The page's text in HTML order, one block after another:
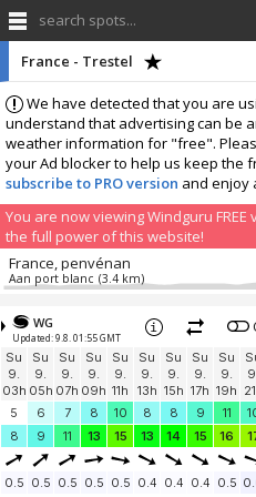
search spots...
We have detected that you are
understand that advertising can be
weather information for "free".
your Ad blocker to help us keep the
subscribe to PRO version and enjoy
You are now viewing Windguru
the full power of this website!
France - Trestel
France, penvénan
Aan port blanc (3.4 km)
WB22 Ile-Grande
WB22 Ile-Grande (15.5 km)
WB22 Goaz-trez
WB22 Goaz-trez (16.9 km)
Trébeurden
Pors Raden (17.4 km)
MeteoWind 842
OpenWindMap 842 (23 km)
Club ULM La Paimpolaise KERFOT
WG
Updated: 9.8. 01:55 GMT
Su
9.
03h
Su
9.
05h
Su
9.
07h
Su
9.
09h
Su
9.
11h
Su
9.
13h
Su
9.
15h
Su
9.
17h
Su
9.
19h
5
6 7 8 10 8 8 9 11
8
9 11 13 15 13 14 15 16
0.5 0.5 0.5 0.5 0.5 0.4 0.4 0.4 0.5